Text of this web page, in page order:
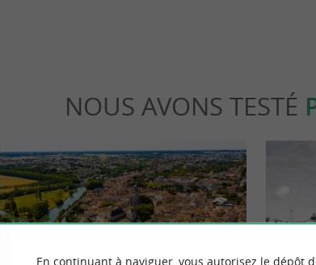
NOUS AVONS TESTÉ
Incontournable
En continuant à naviguer, vous autorisez le dépôt